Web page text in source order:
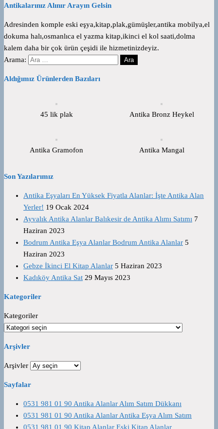
Antikalarınız Alınır Arayın Gelsin
Adresinden komple eski eşya,kitap,plak,gümüşler,antika mobilya,el
dokuma halı,osmanlıca el yazma kitap,ikinci el kol saati,dolma
kalem daha bir çok ürün çeşidi ile hizmetinizdeyiz.
Arama:
Aldığımız Ürünlerden Bazıları
45 lik plak Antika Bronz Heykel
Antika Gramofon Antika Mangal
Son Yazılarımız
Antika Eşyaları En Yüksek Fiyatla Alanlar: İşte Antika Alan
Yerler! 19 Ocak 2024
Ayvalık Antika Alanlar Balıkesir de Antika Alımı Satımı 7
Haziran 2023
Bodrum Antika Eşya Alanlar Bodrum Antika Alanlar 5
Haziran 2023
Gebze İkinci El Kitap Alanlar 5 Haziran 2023
Kadıköy Antika Sat 29 Mayıs 2023
Kategoriler
Kategoriler
Arşivler
Arşivler
Sayfalar
0531 981 01 90 Antika Alanlar Alım Satım Dükkanı
0531 981 01 90 Antika Alanlar Antika Eşya Alım Satım
0531 981 01 90 Kitap Alanlar Eski Kitap Alanlar